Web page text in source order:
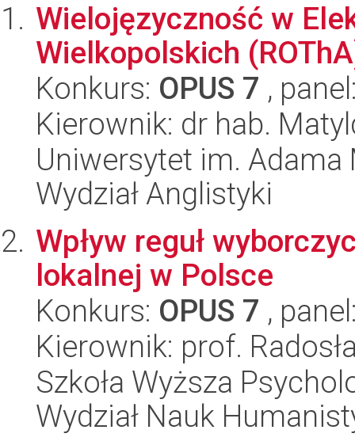
Wielojęzyczność w
Wielkopolskich
Konkurs: OPUS 7 ,
Kierownik: dr hab.
Uniwersytet im.
Wydział Anglistyki
Wpływ reguł
lokalnej w Polsce
Konkurs: OPUS 7 ,
Kierownik: prof.
Szkoła Wyższa
Wydział Nauk